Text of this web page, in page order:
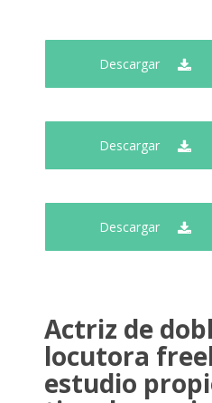
Descargar
Descargar
Descargar
Actriz de
locutora
estudio